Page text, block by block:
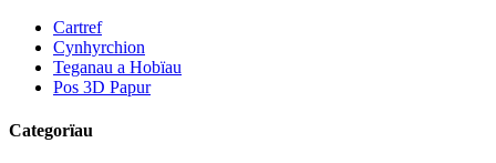
Cartref
Cynhyrchion
Teganau a Hobïau
Pos 3D Papur
Categorïau